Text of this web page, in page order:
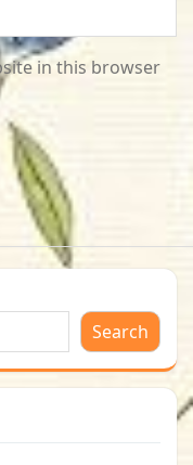
in this browser
Search